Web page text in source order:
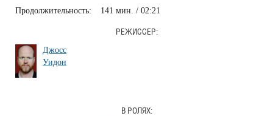
Продолжительность: 141 мин. / 02:21
РЕЖИССЕР:
Джосс
Уидон
В РОЛЯХ: